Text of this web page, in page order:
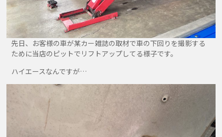
先日、お客様の車が某カー雑誌の取材で車の下回りを撮影する
ために当店のピットでリフトアップしてる様子です。
ハイエースなんですが…